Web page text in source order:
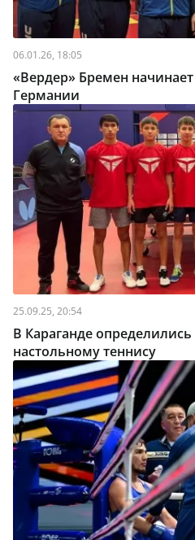
06.01.26, 18:05
«Вердер» Бремен
Германии
25.09.25, 20:54
В Караганде
настольному теннису